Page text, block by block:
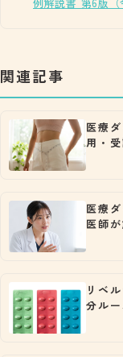
関連記事
医療
用・
医療
医師
リベ
分ル